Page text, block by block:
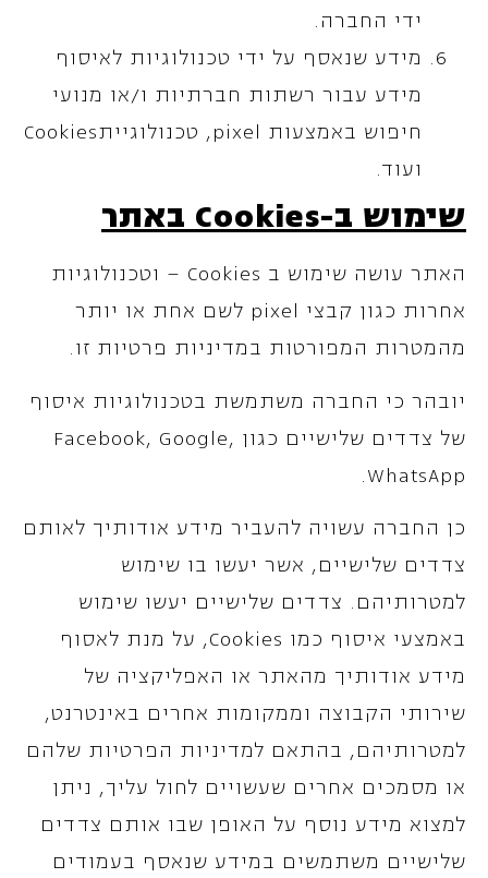
ידי החברה.
מידע שנאסף על ידי טכנולוגיות לאיסוף
מידע עבור רשתות חברתיות ו/או מנועי
חיפוש באמצעות pixel, טכנולוגייתCookies
ועוד.
שימוש ב-Cookiesבאתר
האתר עושה שימוש ב Cookies – וטכנולוגיות
אחרות כגון קבצי pixel לשם אחת או יותר
מהמטרות המפורטות במדיניות פרטיות זו.
יובהר כי החברה משתמשת בטכנולוגיות איסוף
של צדדים שלישיים כגון Facebook, Google,
WhatsApp.
כן החברה עשויה להעביר מידע אודותיך לאותם
צדדים שלישיים, אשר יעשו בו שימוש
למטרותיהם. צדדים שלישיים יעשו שימוש
באמצעי איסוף כמו Cookies, על מנת לאסוף
מידע אודותיך מהאתר או האפליקציה של
שירותי הקבוצה וממקומות אחרים באינטרנט,
למטרותיהם, בהתאם למדיניות הפרטיות שלהם
או מסמכים אחרים שעשויים לחול עליך, ניתן
למצוא מידע נוסף על האופן שבו אותם צדדים
שלישיים משתמשים במידע שנאסף בעמודים